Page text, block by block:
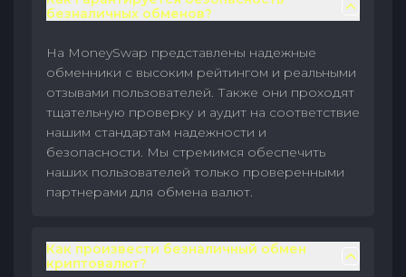
безналичных обменов?
На MoneySwap представлены надежные
обменники с высоким рейтингом и реальными
отзывами пользователей. Также они проходят
тщательную проверку и аудит на соответствие
нашим стандартам надежности и
безопасности. Мы стремимся обеспечить
наших пользователей только проверенными
партнерами для обмена валют.
Как произвести безналичный обмен
криптовалют?